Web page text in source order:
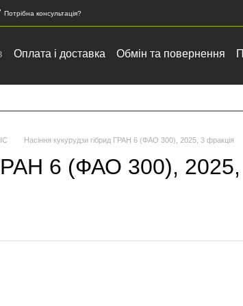
Потрібна консультація?
Оплата і доставка Обмін та повернення
Насіння кукурудзи гібрид ГРАН 6 (ФАО 300), 2025, 3 фракція
6 (ФАО 300),